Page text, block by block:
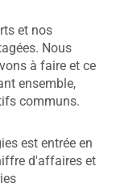
et nos
Nous
à faire et ce
ensemble,
communs.
est entrée en
d'affaires et